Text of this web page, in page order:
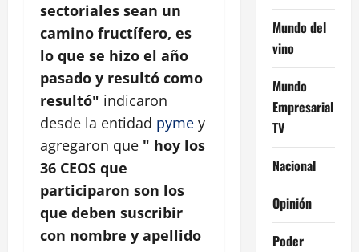
sectoriales sean un
camino fructífero, es
lo que se hizo el año
pasado y resultó como
resultó" indicaron
desde la entidad pyme y
agregaron que " hoy los
36 CEOS que
participaron son los
que deben suscribir
con nombre y apellido
Mundo del
vino
Mundo
Empresarial
TV
Nacional
Opinión
Poder